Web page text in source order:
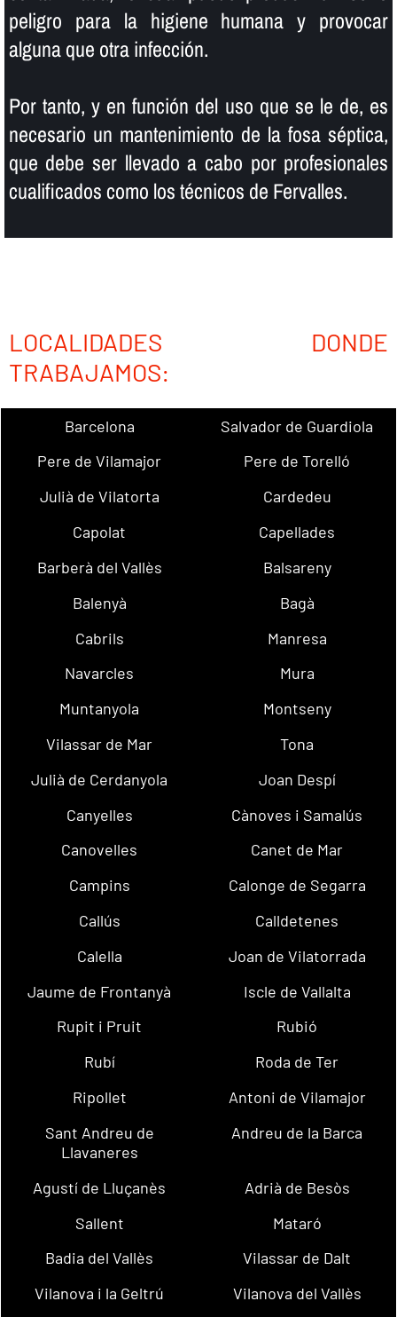
peligro para la higiene humana y provocar
alguna que otra infección.
Por tanto, y en función del uso que se le de, es
necesario un mantenimiento de la fosa séptica,
que debe ser llevado a cabo por profesionales
cualificados como los técnicos de Fervalles.
LOCALIDADES DONDE
TRABAJAMOS:
Barcelona
Salvador de Guardiola
Pere de Vilamajor
Pere de Torelló
Julià de Vilatorta
Cardedeu
Capolat
Capellades
Barberà del Vallès
Balsareny
Balenyà
Bagà
Cabrils
Manresa
Navarcles
Mura
Muntanyola
Montseny
Vilassar de Mar
Tona
Julià de Cerdanyola
Joan Despí
Canyelles
Cànoves i Samalús
Canovelles
Canet de Mar
Campins
Calonge de Segarra
Callús
Calldetenes
Calella
Joan de Vilatorrada
Jaume de Frontanyà
Iscle de Vallalta
Rupit i Pruit
Rubió
Rubí
Roda de Ter
Ripollet
Antoni de Vilamajor
Sant Andreu de
Llavaneres
Andreu de la Barca
Agustí de Lluçanès
Adrià de Besòs
Sallent
Mataró
Badia del Vallès
Vilassar de Dalt
Vilanova i la Geltrú
Vilanova del Vallès